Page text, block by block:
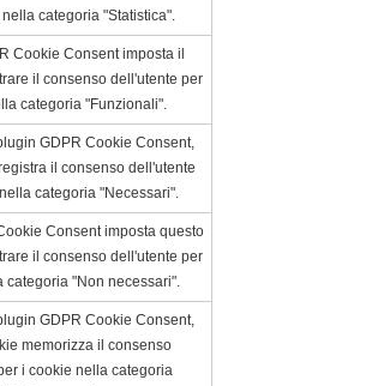
categoria "Statistica".
Cookie Consent imposta il
il consenso dell'utente per
categoria "Funzionali".
GDPR Cookie Consent,
il consenso dell'utente
categoria "Necessari".
Consent imposta questo
il consenso dell'utente per
categoria "Non necessari".
GDPR Cookie Consent,
memorizza il consenso
i cookie nella categoria